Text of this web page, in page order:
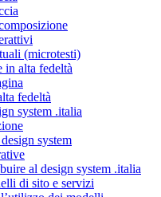
(microtesti)
in alta fedeltà
fedeltà
system .italia
system
al design system .italia
di sito e servizi